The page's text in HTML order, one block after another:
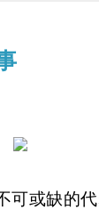
可或缺的